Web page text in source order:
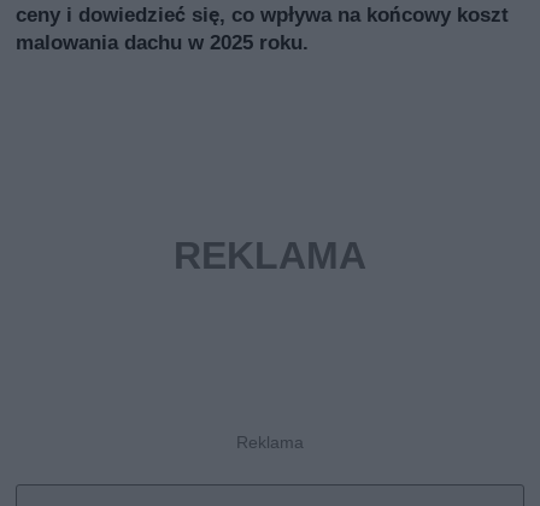
ceny i dowiedzieć się, co wpływa na końcowy koszt
malowania dachu w 2025 roku.